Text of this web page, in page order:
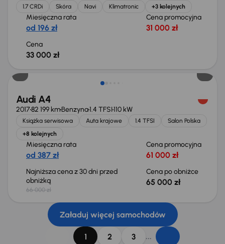
1.7 CRDi Skóra Navi Klimatronic +3 kolejnych
Miesięczna rata
od 196 zł
Cena promocyjna
31 000 zł
Cena
33 000 zł
Audi A4
201782 199 kmBenzyna1.4 TFSI110 kW
Książka serwisowa Auta krajowe 1.4 TFSI
Salon Polska
+8 kolejnych
Miesięczna rata
od 387 zł
Cena promocyjna
61 000 zł
Najniższa cena z 30 dni przed
obniżką
66 000 zł
Cena po obniżce
65 000 zł
Załaduj więcej samochodów
1 2 3 ...